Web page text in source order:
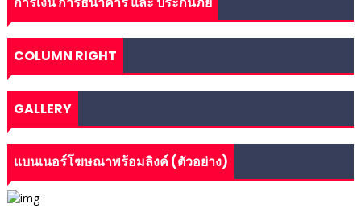
COLUMN RIGHT
GALLERY
แบนเนอร์โฆษณาพร้อมลิงค์ (ตัวอย่าง)